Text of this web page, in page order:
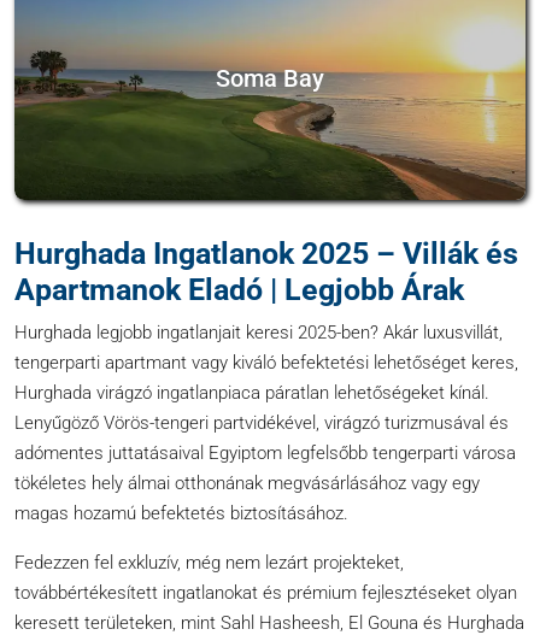
Soma Bay
Hurghada Ingatlanok 2025 – Villák és
Apartmanok Eladó | Legjobb Árak
Hurghada legjobb ingatlanjait keresi 2025-ben? Akár luxusvillát,
tengerparti apartmant vagy kiváló befektetési lehetőséget keres,
Hurghada virágzó ingatlanpiaca páratlan lehetőségeket kínál.
Lenyűgöző Vörös-tengeri partvidékével, virágzó turizmusával és
adómentes juttatásaival Egyiptom legfelsőbb tengerparti városa
tökéletes hely álmai otthonának megvásárlásához vagy egy
magas hozamú befektetés biztosításához.
Fedezzen fel exkluzív, még nem lezárt projekteket,
továbbértékesített ingatlanokat és prémium fejlesztéseket olyan
keresett területeken, mint Sahl Hasheesh, El Gouna és Hurghada